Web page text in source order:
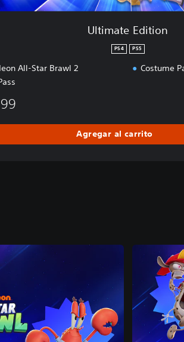
Ultimate Edition
PS4 PS5
All-Star Brawl 2
Costume
Agregar al carrito